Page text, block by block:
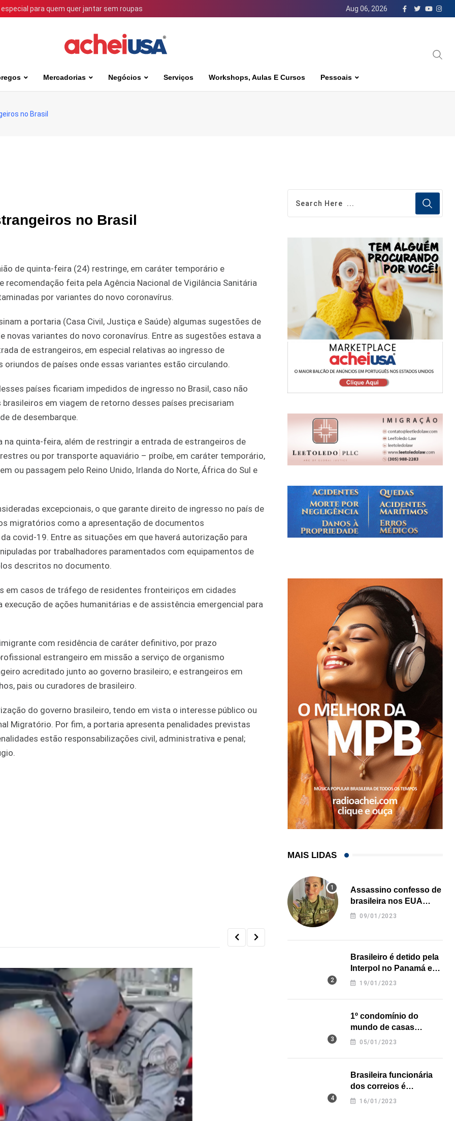
para quem quer jantar sem roupas Aug 06, 2026
Mercadorias Negócios Serviços Workshops, Aulas E Cursos Pessoais
no Brasil
no Brasil
de quinta-feira (24) restringe, em caráter temporário e
feita pela Agência Nacional de Vigilância Sanitária
por variantes do novo coronavírus.
a portaria (Casa Civil, Justiça e Saúde) algumas sugestões de
variantes do novo coronavírus. Entre as sugestões estava a
de estrangeiros, em especial relativas ao ingresso de
de países onde essas variantes estão circulando.
países ficariam impedidos de ingresso no Brasil, caso não
em viagem de retorno desses países precisariam
de desembarque.
na quinta-feira, além de restringir a entrada de estrangeiros de
ou por transporte aquaviário – proíbe, em caráter temporário,
ou passagem pelo Reino Unido, Irlanda do Norte, África do Sul e
excepcionais, o que garante direito de ingresso no país de
migratórios como a apresentação de documentos
covid-19. Entre as situações em que haverá autorização para
por trabalhadores paramentados com equipamentos de
descritos no documento.
em casos de tráfego de residentes fronteiriços em cidades
de ações humanitárias e de assistência emergencial para
com residência de caráter definitivo, por prazo
estrangeiro em missão a serviço de organismo
acreditado junto ao governo brasileiro; e estrangeiros em
pais ou curadores de brasileiro.
do governo brasileiro, tendo em vista o interesse público ou
Migratório. Por fim, a portaria apresenta penalidades previstas
estão responsabilizações civil, administrativa e penal;
MAIS LIDAS
Assassino confesso de
brasileira nos EUA
revela onde deixou o
09/01/2023
Brasileiro é detido pela
Interpol no Panamá e
pode pegar prisão
19/01/2023
1º condomínio do
mundo de casas
impressas em 3D é
05/01/2023
Brasileira funcionária
dos correios é
assassinada a facadas
16/01/2023